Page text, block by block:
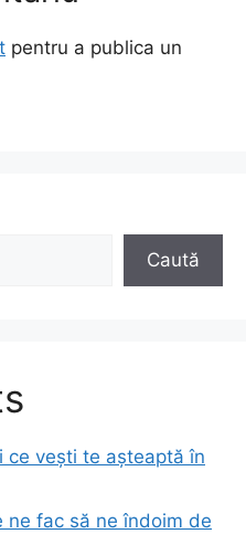
pentru a publica un
Caută
ce vești te așteaptă în
ne fac să ne îndoim de